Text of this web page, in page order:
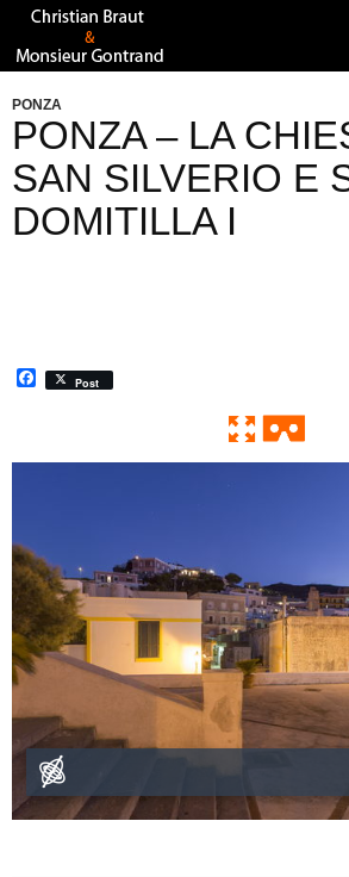
Recherche
AU
PONZA
PONZA – LA
SAN SILVERIO E
DOMITILLA I
F
a
Post